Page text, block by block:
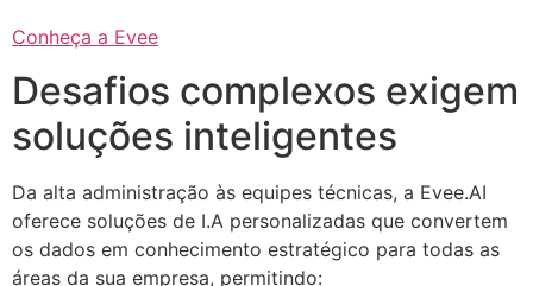
Conheça a Evee
Desafios complexos exigem
soluções inteligentes
Da alta administração às equipes técnicas, a Evee.AI
oferece soluções de I.A personalizadas que convertem
os dados em conhecimento estratégico para todas as
áreas da sua empresa, permitindo: